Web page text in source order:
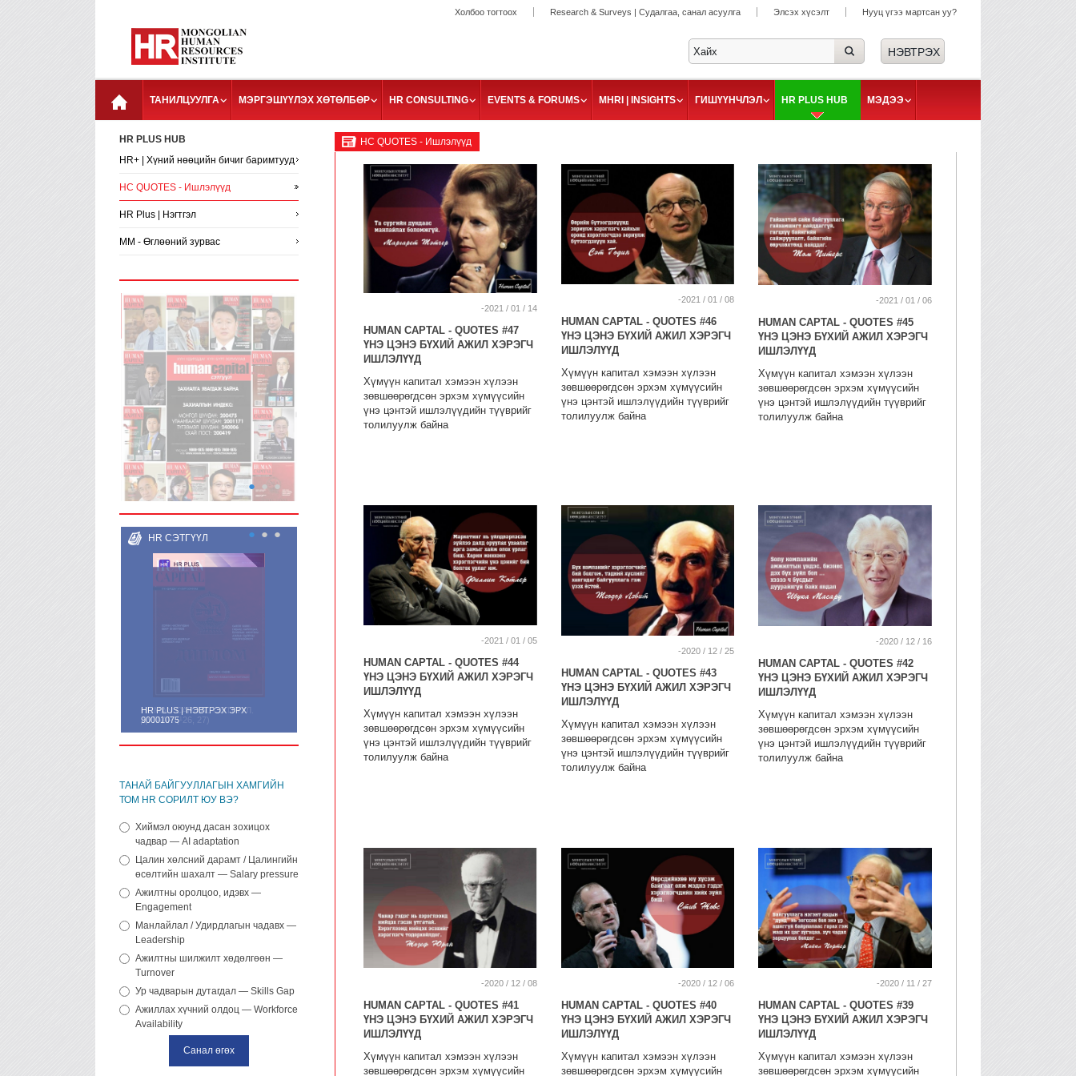
Холбоо тогтоох Research & Surveys | Судалгаа, санал асуулга Элсэх хүсэлт Нууц үгээ мартсан уу?
ТАНИЛЦУУЛГА МЭРГЭШҮҮЛЭХ ХӨТӨЛБӨР HR CONSULTING EVENTS & FORUMS MHRI | INSIGHTS ГИШҮҮНЧЛЭЛ HR PLUS HUB МЭДЭЭ
HR PLUS HUB
HR+ | Хүний нөөцийн бичиг баримтууд
HC QUOTES - Ишлэлүүд
HR Plus | Нэгтгэл
MM - Өглөөний зурвас
● ● ●
HR СЭТГҮҮЛ
HR PLUS | НЭВТРЭХ ЭРХ
90001075
● ● ●
ТАНАЙ БАЙГУУЛЛАГЫН ХАМГИЙН
ТОМ HR СОРИЛТ ЮУ ВЭ?
Хиймэл оюунд дасан зохицох
чадвар — AI adaptation
Цалин хөлсний дарамт / Цалингийн
өсөлтийн шахалт — Salary pressure
Ажилтны оролцоо, идэвх —
Engagement
Манлайлал / Удирдлагын чадавх —
Leadership
Ажилтны шилжилт хөдөлгөөн —
Turnover
Ур чадварын дутагдал — Skills Gap
Ажиллах хүчний олдоц — Workforce
Availability
HC QUOTES - Ишлэлүүд
-2021 / 01 / 14
HUMAN CAPTAL - QUOTES #47
ҮНЭ ЦЭНЭ БҮХИЙ АЖИЛ ХЭРЭГЧ
ИШЛЭЛҮҮД
Хүмүүн капитал хэмээн хүлээн
зөвшөөрөгдсөн эрхэм хүмүүсийн
үнэ цэнтэй ишлэлүүдийн түүврийг
толилуулж байна
-2021 / 01 / 08
HUMAN CAPTAL - QUOTES #46
ҮНЭ ЦЭНЭ БҮХИЙ АЖИЛ ХЭРЭГЧ
ИШЛЭЛҮҮД
Хүмүүн капитал хэмээн хүлээн
зөвшөөрөгдсөн эрхэм хүмүүсийн
үнэ цэнтэй ишлэлүүдийн түүврийг
толилуулж байна
-2021 / 01 / 06
HUMAN CAPTAL - QUOTES #45
ҮНЭ ЦЭНЭ БҮХИЙ АЖИЛ ХЭРЭГЧ
ИШЛЭЛҮҮД
Хүмүүн капитал хэмээн хүлээн
зөвшөөрөгдсөн эрхэм хүмүүсийн
үнэ цэнтэй ишлэлүүдийн түүврийг
толилуулж байна
-2021 / 01 / 05
HUMAN CAPTAL - QUOTES #44
ҮНЭ ЦЭНЭ БҮХИЙ АЖИЛ ХЭРЭГЧ
ИШЛЭЛҮҮД
Хүмүүн капитал хэмээн хүлээн
зөвшөөрөгдсөн эрхэм хүмүүсийн
үнэ цэнтэй ишлэлүүдийн түүврийг
толилуулж байна
-2020 / 12 / 25
HUMAN CAPTAL - QUOTES #43
ҮНЭ ЦЭНЭ БҮХИЙ АЖИЛ ХЭРЭГЧ
ИШЛЭЛҮҮД
Хүмүүн капитал хэмээн хүлээн
зөвшөөрөгдсөн эрхэм хүмүүсийн
үнэ цэнтэй ишлэлүүдийн түүврийг
толилуулж байна
-2020 / 12 / 16
HUMAN CAPTAL - QUOTES #42
ҮНЭ ЦЭНЭ БҮХИЙ АЖИЛ ХЭРЭГЧ
ИШЛЭЛҮҮД
Хүмүүн капитал хэмээн хүлээн
зөвшөөрөгдсөн эрхэм хүмүүсийн
үнэ цэнтэй ишлэлүүдийн түүврийг
толилуулж байна
-2020 / 12 / 08
HUMAN CAPTAL - QUOTES #41
ҮНЭ ЦЭНЭ БҮХИЙ АЖИЛ ХЭРЭГЧ
ИШЛЭЛҮҮД
Хүмүүн капитал хэмээн хүлээн
зөвшөөрөгдсөн эрхэм хүмүүсийн
-2020 / 12 / 06
HUMAN CAPTAL - QUOTES #40
ҮНЭ ЦЭНЭ БҮХИЙ АЖИЛ ХЭРЭГЧ
ИШЛЭЛҮҮД
Хүмүүн капитал хэмээн хүлээн
зөвшөөрөгдсөн эрхэм хүмүүсийн
-2020 / 11 / 27
HUMAN CAPTAL - QUOTES #39
ҮНЭ ЦЭНЭ БҮХИЙ АЖИЛ ХЭРЭГЧ
ИШЛЭЛҮҮД
Хүмүүн капитал хэмээн хүлээн
зөвшөөрөгдсөн эрхэм хүмүүсийн